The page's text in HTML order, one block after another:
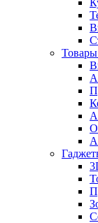
Товары